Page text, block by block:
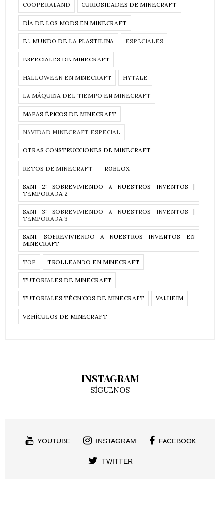
COOPERALAND CURIOSIDADES DE MINECRAFT
DÍA DE LOS MODS EN MINECRAFT
EL MUNDO DE LA PLASTILINA ESPECIALES
ESPECIALES DE MINECRAFT
HALLOWEEN EN MINECRAFT HYTALE
LA MÁQUINA DEL TIEMPO EN MINECRAFT
MAPAS ÉPICOS DE MINECRAFT
NAVIDAD MINECRAFT ESPECIAL
OTRAS CONSTRUCCIONES DE MINECRAFT
RETOS DE MINECRAFT ROBLOX
SANI 2: SOBREVIVIENDO A NUESTROS INVENTOS |
TEMPORADA 2
SANI 3: SOBREVIVIENDO A NUESTROS INVENTOS |
TEMPORADA 3
SANI: SOBREVIVIENDO A NUESTROS INVENTOS EN
MINECRAFT
TOP TROLLEANDO EN MINECRAFT
TUTORIALES DE MINECRAFT
TUTORIALES TÉCNICOS DE MINECRAFT VALHEIM
VEHÍCULOS DE MINECRAFT
INSTAGRAM
SÍGUENOS
YOUTUBE INSTAGRAM FACEBOOK
TWITTER